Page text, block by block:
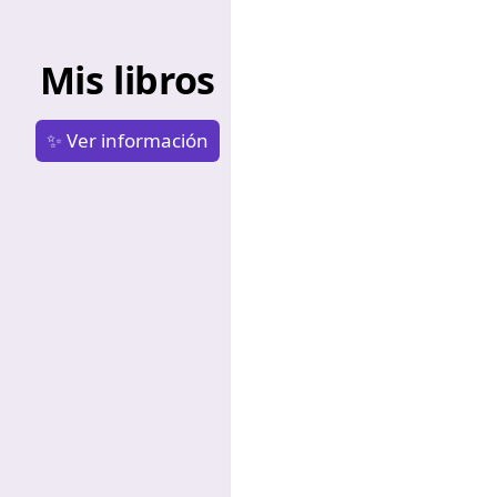
Mis libros
✨ Ver información